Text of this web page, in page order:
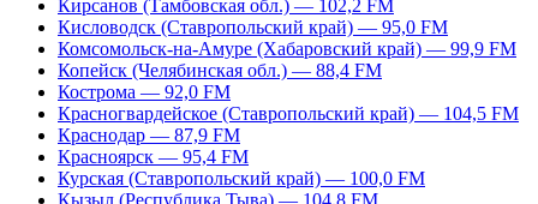
Кирсанов (Тамбовская обл.) — 102,2 FM
Кисловодск (Ставропольский край) — 95,0 FM
Комсомольск-на-Амуре (Хабаровский край) — 99,9 FM
Копейск (Челябинская обл.) — 88,4 FM
Кострома — 92,0 FM
Красногвардейское (Ставропольский край) — 104,5 FM
Краснодар — 87,9 FM
Красноярск — 95,4 FM
Курская (Ставропольский край) — 100,0 FM
Кызыл (Республика Тыва) — 104,8 FM